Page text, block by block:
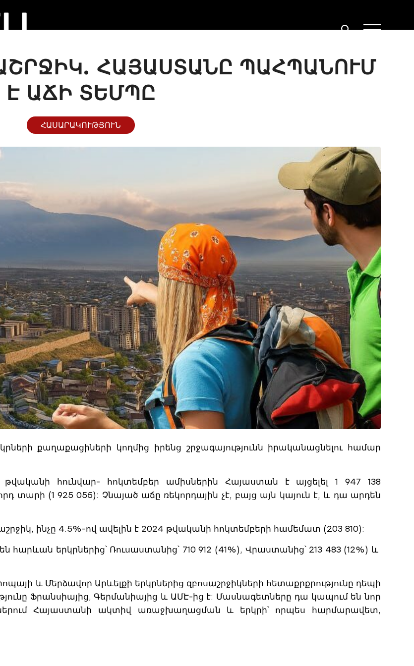
ՀԱՅԱՍՏԱՆԸ ՊԱՀՊԱՆՈՒՄ
Է ԱՃԻ ՏԵՄՊԸ
ՀԱՍԱՐԱԿՈՒԹՅՈՒՆ
քաղաքացիների կողմից իրենց շրջագայությունն իրականացնելու համար
թվականի հունվար- հոկտեմբեր ամիսներին Հայաստան է այցելել 1 947 138
տարի (1 925 055): Չնայած աճը ռեկորդային չէ, բայց այն կայուն է, և դա արդեն
ինչը 4.5%-ով ավելին է 2024 թվականի հոկտեմբերի համեմատ (203 810):
հարևան երկրներից՝ Ռուսաստանից՝ 710 912 (41%), Վրաստանից՝ 213 483 (12%) և
և Մերձավոր Արևելքի երկրներից զբոսաշրջիկների հետաքրքրությունը դեպի
Ֆրանսիայից, Գերմանիայից և ԱՄԷ-ից է: Մասնագետները դա կապում են նոր
Հայաստանի ակտիվ առաջխաղացման և երկրի՝ որպես հարմարավետ,